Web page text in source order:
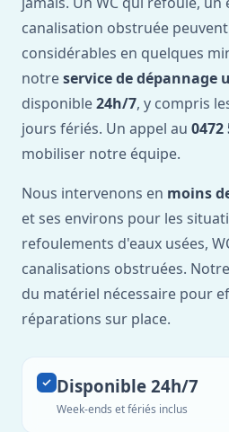
canalisation obstruée
considérables en quelques
notreservice de dépannage
disponible24h/7, y compris
jours fériés. Un appel au 0472
mobiliser notre équipe.
Nous intervenons en moins
et ses environs pour les
refoulements d'eaux usées,
canalisations obstruées.
du matériel nécessaire pour
réparations sur place.
Disponible 24h/7
Week-ends et fériés inclus